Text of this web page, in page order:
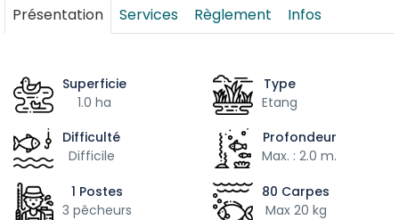
Présentation Services Règlement Infos
Superficie
1.0 ha
Type
Etang
Difficulté
Difficile
Profondeur
Max. : 2.0 m.
1 Postes
3 pêcheurs
80 Carpes
Max 20 kg